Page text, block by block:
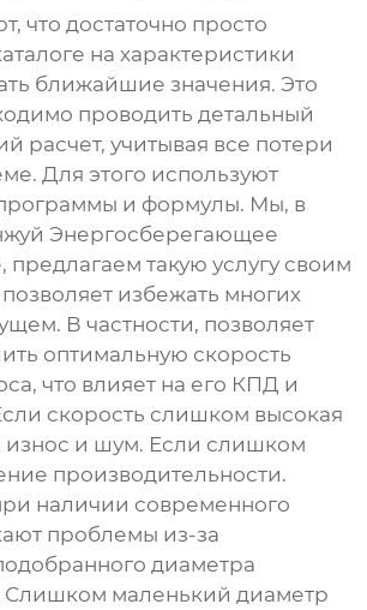
что достаточно просто
на характеристики
ближайшие значения. Это
проводить детальный
расчет, учитывая все потери
Для этого используют
и формулы. Мы, в
Энергосберегающее
такую услугу своим
избежать многих
В частности, позволяет
оптимальную скорость
что влияет на его КПД и
скорость слишком высокая
и шум. Если слишком
производительности.
наличии современного
проблемы из-за
диаметра
Слишком маленький диаметр